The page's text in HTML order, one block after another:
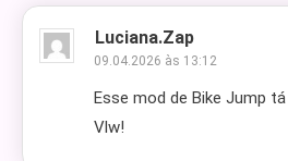
Luciana.zap
09.04.2026 às 13:12
Esse mod de Bike Jump
Vlw!